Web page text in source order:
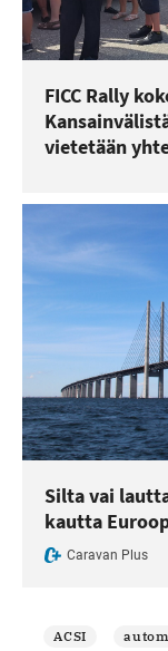
FICC Rally
vietetään
Silta vai
kautta
Caravan Plus
ACSI